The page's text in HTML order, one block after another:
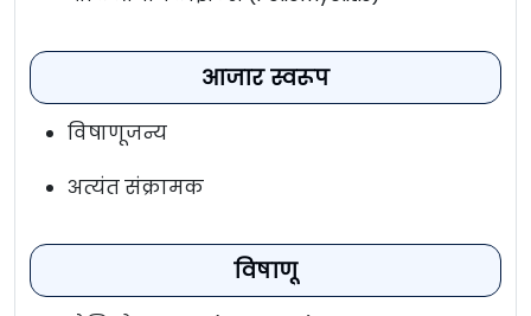
आजार स्वरूप
विषाणूजन्य
अत्यंत संक्रामक
विषाणू